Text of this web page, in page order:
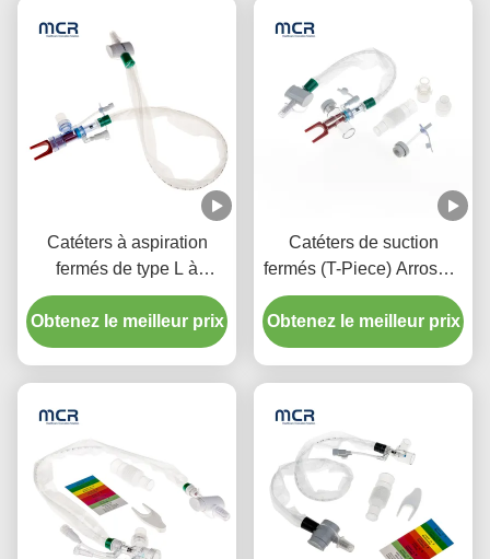
Catéters à aspiration
fermés de type L à
rinçage automatique 10 à
72 heures Coude pivotant
double pour l'hôpital
Obtenez le meilleur prix
Catéters de suction
fermés (T-Piece) Arroseur
automatique 72H Pour
adulte
Obtenez le meilleur prix